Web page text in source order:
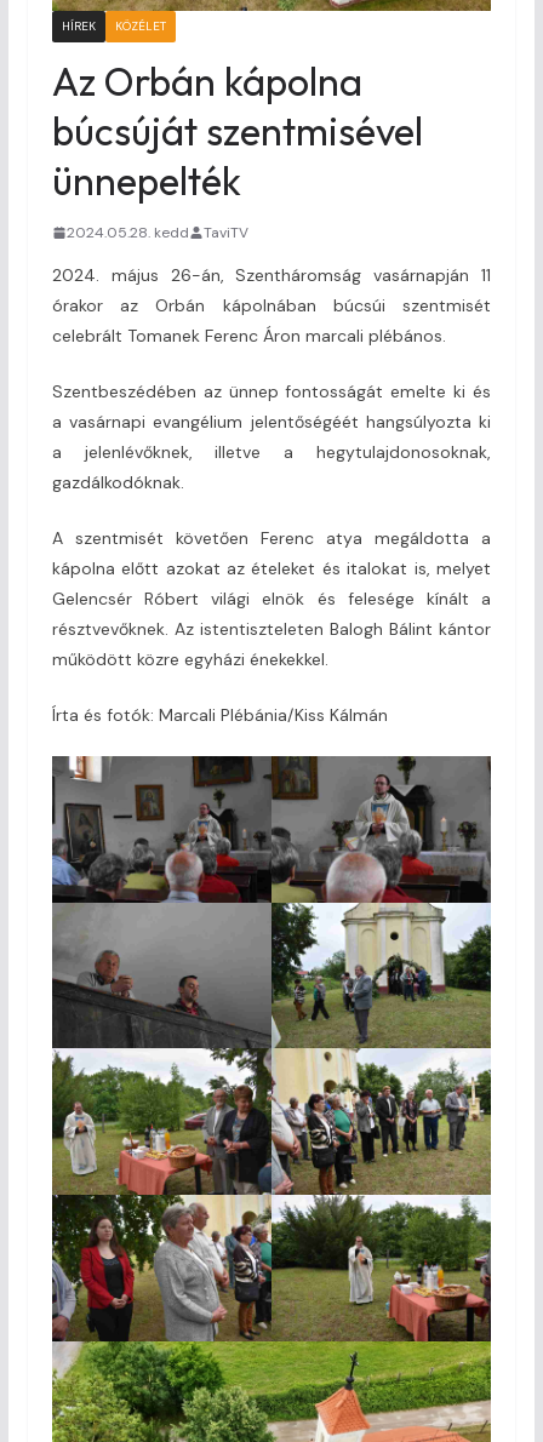
HÍREK KÖZÉLET
Az Orbán kápolna
búcsúját szentmisével
ünnepelték
2024.05.28. kedd TaviTV
2024. május 26-án, Szentháromság vasárnapján 11
órakor az Orbán kápolnában búcsúi szentmisét
celebrált Tomanek Ferenc Áron marcali plébános.
Szentbeszédében az ünnep fontosságát emelte ki és
a vasárnapi evangélium jelentőségéét hangsúlyozta ki
a jelenlévőknek, illetve a hegytulajdonosoknak,
gazdálkodóknak.
A szentmisét követően Ferenc atya megáldotta a
kápolna előtt azokat az ételeket és italokat is, melyet
Gelencsér Róbert világi elnök és felesége kínált a
résztvevőknek. Az istentiszteleten Balogh Bálint kántor
működött közre egyházi énekekkel.
Írta és fotók: Marcali Plébánia/Kiss Kálmán